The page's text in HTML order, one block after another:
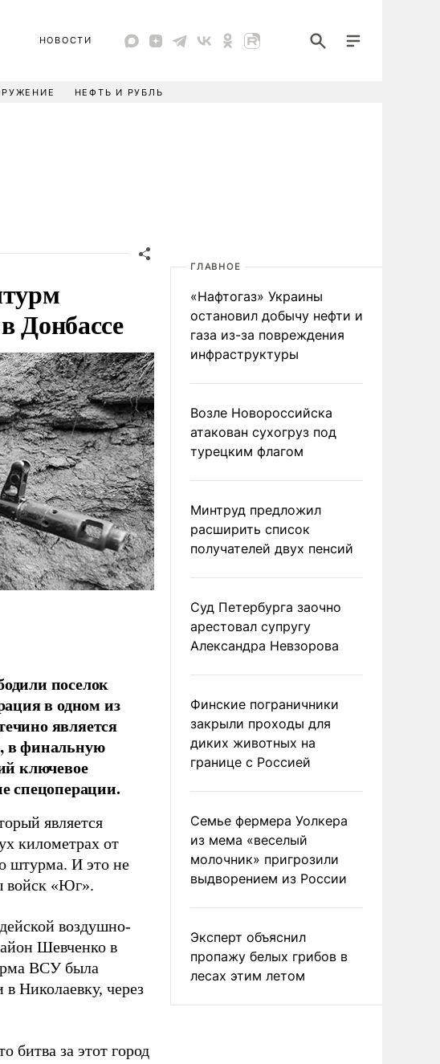
НОВОСТИ
НЕФТЬ И РУБЛЬ
Донбассе
поселок
в одном из
является
в финальную
ключевое
спецоперации.
является
километрах от
штурма. И это не
войск «Юг».
воздушно-
Шевченко в
ВСУ была
Николаевку, через
битва за этот город
ГЛАВНОЕ
«Нафтогаз» Украины
остановил добычу нефти и
газа из-за повреждения
инфраструктуры
Возле Новороссийска
атакован сухогруз под
турецким флагом
Минтруд предложил
расширить список
получателей двух пенсий
Суд Петербурга заочно
арестовал супругу
Александра Невзорова
Финские пограничники
закрыли проходы для
диких животных на
границе с Россией
Семье фермера Уолкера
из мема «веселый
молочник» пригрозили
выдворением из России
Эксперт объяснил
пропажу белых грибов в
лесах этим летом